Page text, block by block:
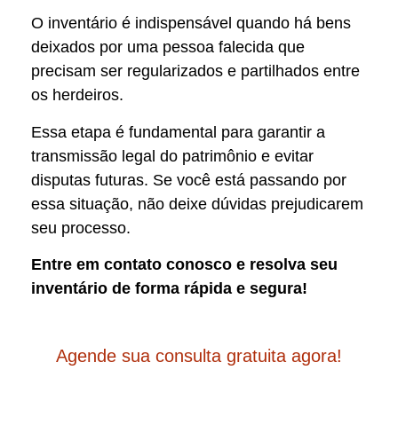
O inventário é indispensável quando há bens
deixados por uma pessoa falecida que
precisam ser regularizados e partilhados entre
os herdeiros.
Essa etapa é fundamental para garantir a
transmissão legal do patrimônio e evitar
disputas futuras. Se você está passando por
essa situação, não deixe dúvidas prejudicarem
seu processo.
Entre em contato conosco e resolva seu
inventário de forma rápida e segura!
Agende sua consulta gratuita agora!